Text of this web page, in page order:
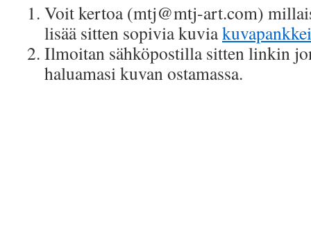
Voit kertoa (mtj@mtj-art.com)
lisää sitten sopivia kuvia
Ilmoitan sähköpostilla sitten linkin
haluamasi kuvan ostamassa.